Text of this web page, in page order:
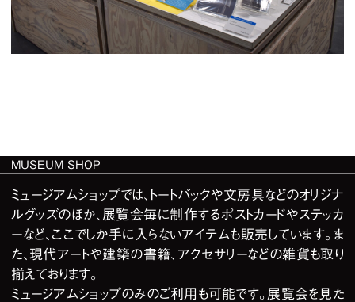
MUSEUM SHOP
ミュージアムショップでは、トートバックや文房具などのオリジナ
ルグッズのほか、展覧会毎に制作するポストカードやステッカ
ーなど、ここでしか手に入らないアイテムも販売しています。ま
た、現代アートや建築の書籍、アクセサリーなどの雑貨も取り
揃えております​​。
ミュージアムショップのみのご利用も可能です。展覧会を見た